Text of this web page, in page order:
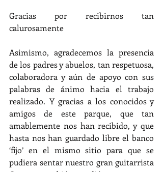
Gracias por recibirnos tan
calurosamente
Asimismo, agradecemos la presencia
de los padres y abuelos, tan respetuosa,
colaboradora y aún de apoyo con sus
palabras de ánimo hacia el trabajo
realizado. Y gracias a los conocidos y
amigos de este parque, que tan
amablemente nos han recibido, y que
hasta nos han guardado libre el banco
‘fijo’ en el mismo sitio para que se
pudiera sentar nuestro gran guitarrista